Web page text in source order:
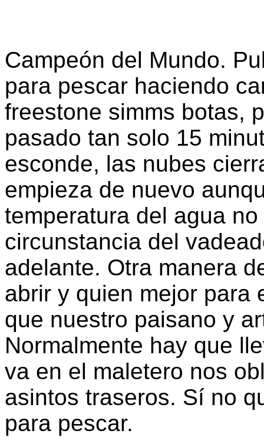
Campeón del Mundo.
para pescar haciendo
freestone simms botas,
pasado tan solo 15
esconde, las nubes
empieza de nuevo
temperatura del agua
circunstancia del
adelante. Otra manera
abrir y quien mejor para
que nuestro paisano y
Normalmente hay que
va en el maletero nos
asintos traseros. Sí no
para pescar.